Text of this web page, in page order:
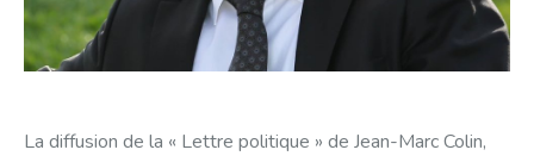
La diffusion de la « Lettre politique » de Jean-Marc Colin,